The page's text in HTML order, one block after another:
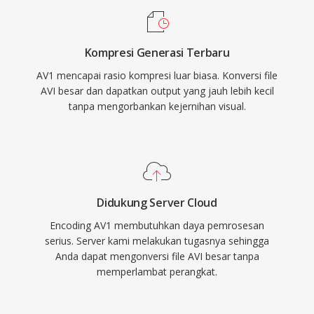
mengatasi kekhawatiran awal tentang tuntutan
secara luas oleh layanan streaming besar untuk
mengirimkan konten 4K dan HDR, serta
berfungsi sebagai komponen video dari
kontainer WebM untuk pemutaran berbasis
distribusi media yang dapat diakses.
Kompresi Generasi Terbaru
AV1 mencapai rasio kompresi luar biasa. Konversi file
AVI besar dan dapatkan output yang jauh lebih kecil
tanpa mengorbankan kejernihan visual.
Didukung Server Cloud
Encoding AV1 membutuhkan daya pemrosesan
serius. Server kami melakukan tugasnya sehingga
Anda dapat mengonversi file AVI besar tanpa
memperlambat perangkat.